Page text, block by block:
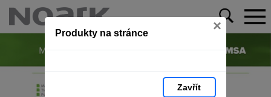
Produkty na stránce ×
Zavřít